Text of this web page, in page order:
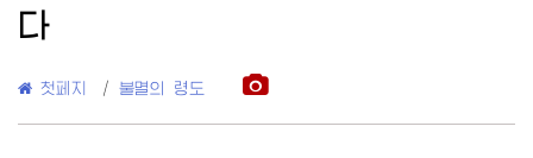
다
첫페지 / 불멸의 령도